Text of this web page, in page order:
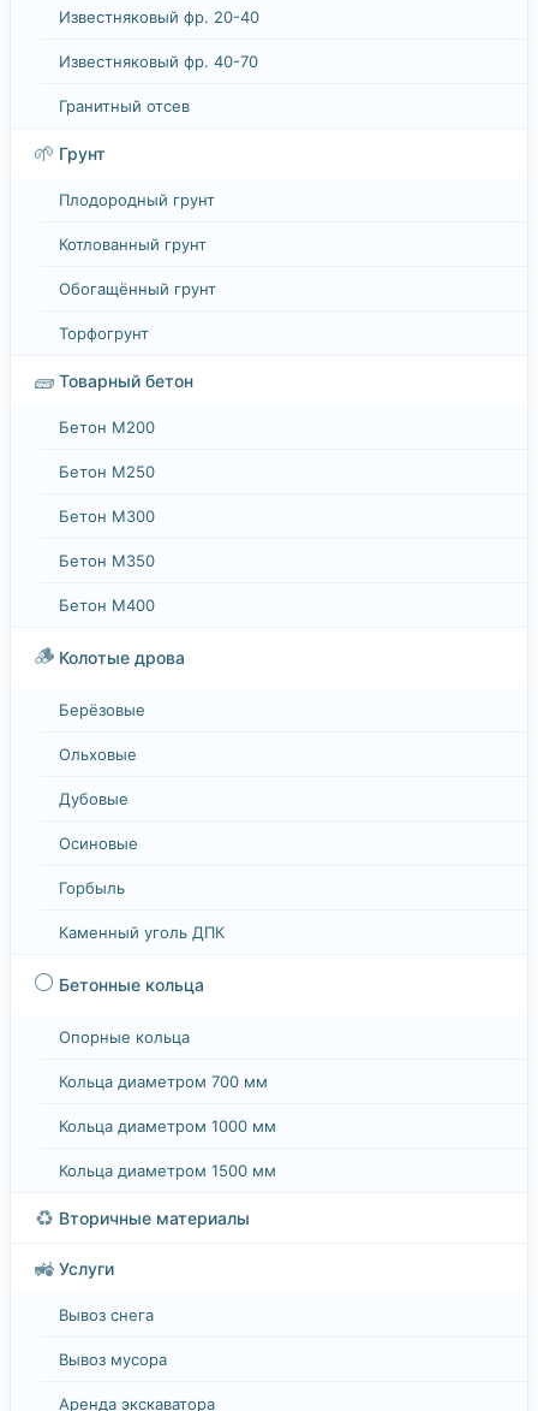
Известняковый фр. 20-40
Известняковый фр. 40-70
Гранитный отсев
🌱 Грунт
Плодородный грунт
Котлованный грунт
Обогащённый грунт
Торфогрунт
🧱 Товарный бетон
Бетон М200
Бетон М250
Бетон М300
Бетон М350
Бетон М400
🪵 Колотые дрова
Берёзовые
Ольховые
Дубовые
Осиновые
Горбыль
Каменный уголь ДПК
⚪ Бетонные кольца
Опорные кольца
Кольца диаметром 700 мм
Кольца диаметром 1000 мм
Кольца диаметром 1500 мм
♻️ Вторичные материалы
🚜 Услуги
Вывоз снега
Вывоз мусора
Аренда экскаватора